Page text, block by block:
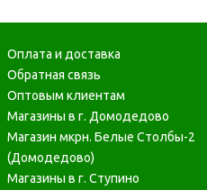
Оплата и доставка
Обратная связь
Оптовым клиентам
Магазины в г. Домодедово
Магазин мкрн. Белые Столбы-2
(Домодедово)
Магазины в г. Ступино